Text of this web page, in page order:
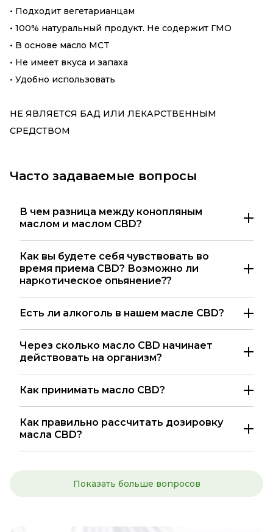
• Подходит вегетарианцам
• 100% натуральный продукт. Не содержит ГМО
• В основе масло MCT
• Не имеет вкуса и запаха
• Удобно использовать
НЕ ЯВЛЯЕТСЯ БАД ИЛИ ЛЕКАРСТВЕННЫМ
СРЕДСТВОМ
Часто задаваемые вопросы
В чем разница между конопляным
маслом и маслом CBD?
Как вы будете себя чувствовать во
время приема CBD? Возможно ли
наркотическое опьянение??
Есть ли алкоголь в нашем масле CBD?
Через сколько масло CBD начинает
действовать на организм?
Как принимать масло CBD?
Как правильно рассчитать дозировку
масла CBD?
Показать больше вопросов